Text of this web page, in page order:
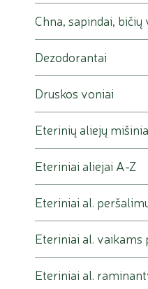
Chna, sapindai, bičių
Dezodorantai
Druskos voniai
Eterinių aliejų
Eteriniai aliejai A-Z
Eteriniai al.
Eteriniai al. vaikams
Eteriniai al.